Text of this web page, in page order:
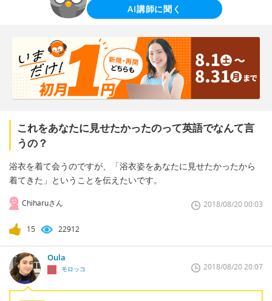
AI講師に聞く
これをあなたに見せたかったのって英語でなんて言
うの？
浴衣を着て会うのですが、「浴衣姿をあなたに見せたかったから
着てきた」ということを伝えたいです。
Chiharuさん 2018/08/20 00:03
15 22912
Oula
モロッコ 2018/08/20 20:07